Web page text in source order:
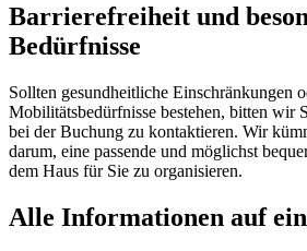
Barrierefreiheit und
Bedürfnisse
Sollten gesundheitliche Einschränkungen
Mobilitätsbedürfnisse bestehen, bitten wir
bei der Buchung zu kontaktieren. Wir
darum, eine passende und möglichst
dem Haus für Sie zu organisieren.
Alle Informationen auf